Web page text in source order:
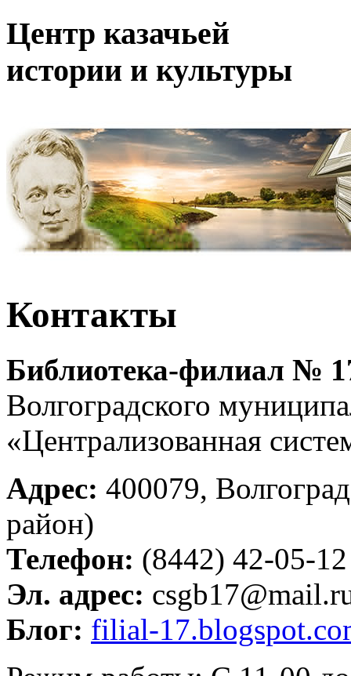
Центр казачьей
истории и культуры
Контакты
Библиотека-филиал №
Волгоградского
«Централизованная
Адрес: 400079,
район)
Телефон: (8442) 42-05-12
Эл. адрес:
Блог: filial-